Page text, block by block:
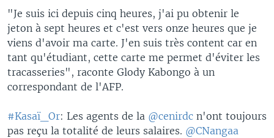
"Je suis ici depuis cinq heures, j'ai pu obtenir le
jeton à sept heures et c'est vers onze heures que je
viens d'avoir ma carte. J'en suis très content car en
tant qu'étudiant, cette carte me permet d'éviter les
tracasseries", raconte Glody Kabongo à un
correspondant de l'AFP.
#Kasaï_Or: Les agents de la @cenirdc n'ont toujours
pas reçu la totalité de leurs salaires. @CNangaa